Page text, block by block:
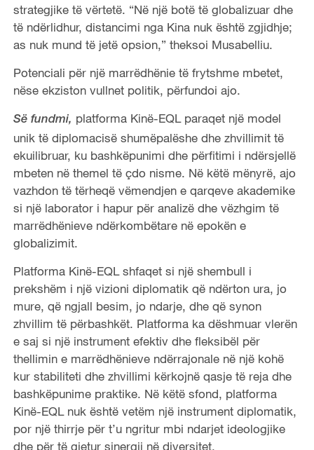
strategjike të vërtetë. “Në një botë të globalizuar dhe
të ndërlidhur, distancimi nga Kina nuk është zgjidhje;
as nuk mund të jetë opsion,” theksoi Musabelliu.
Potenciali për një marrëdhënie të frytshme mbetet,
nëse ekziston vullnet politik, përfundoi ajo.
Së fundmi, platforma Kinë-EQL paraqet një model
unik të diplomacisë shumëpalëshe dhe zhvillimit të
ekuilibruar, ku bashkëpunimi dhe përfitimi i ndërsjellë
mbeten në themel të çdo nisme. Në këtë mënyrë, ajo
vazhdon të tërheqë vëmendjen e qarqeve akademike
si një laborator i hapur për analizë dhe vëzhgim të
marrëdhënieve ndërkombëtare në epokën e
globalizimit.
Platforma Kinë-EQL shfaqet si një shembull i
prekshëm i një vizioni diplomatik që ndërton ura, jo
mure, që ngjall besim, jo ndarje, dhe që synon
zhvillim të përbashkët. Platforma ka dëshmuar vlerën
e saj si një instrument efektiv dhe fleksibël për
thellimin e marrëdhënieve ndërrajonale në një kohë
kur stabiliteti dhe zhvillimi kërkojnë qasje të reja dhe
bashkëpunime praktike. Në këtë sfond, platforma
Kinë-EQL nuk është vetëm një instrument diplomatik,
por një thirrje për t’u ngritur mbi ndarjet ideologjike
dhe për të gjetur sinergji në diversitet.